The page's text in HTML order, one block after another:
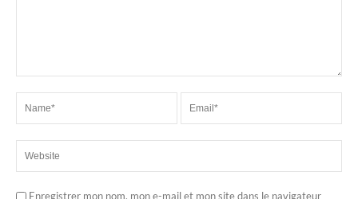
Enregistrer mon nom, mon e-mail et mon site dans le navigateur